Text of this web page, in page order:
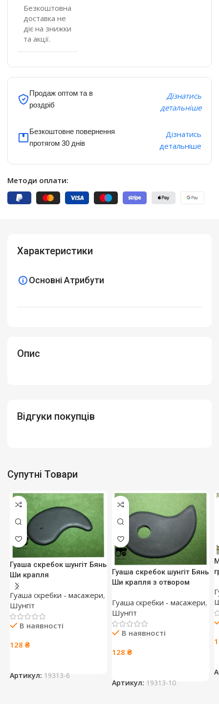
Безкоштовна
доставка не
діє на знижки
та акції.
Продаж оптом та в
роздріб
Дізнатись
детальніше
Безкоштовне повернення
протягом 30 днів
Дізнатись
детальніше
Методи оплати:
Опис
Характеристики
Основні Атрибути
Відгуки покупців
Супутні Товари
Гуаша скребок шунгіт Бянь
Ши крапля
Гуаша скребки - масажери,
Шунгіт
В наявності
128 ₴
Артикул: 19313-6
Гуаша скребок шунгіт Бянь
Ши крапля з отвором
Гуаша скребки - масажери,
Шунгіт
В наявності
128 ₴
Артикул: 19313-10